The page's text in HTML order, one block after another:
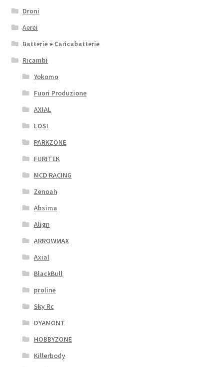
Droni
Aerei
Batterie e Caricabatterie
Ricambi
Yokomo
Fuori Produzione
AXIAL
LOSI
PARKZONE
FURITEK
MCD RACING
Zenoah
Absima
Align
ARROWMAX
Axial
BlackBull
proline
Sky Rc
DYAMONT
HOBBYZONE
Killerbody